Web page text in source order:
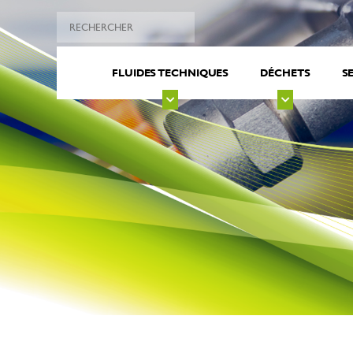
FLUIDES TECHNIQUES DÉCHETS